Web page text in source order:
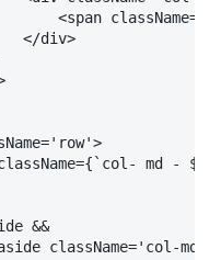
<span
</div>
md -
&&
className='col-md-